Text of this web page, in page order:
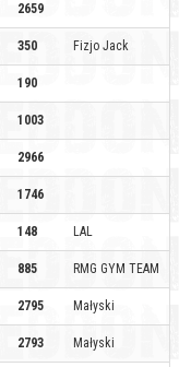
2659
350 Fizjo Jack
190
1003
2966
1746
148 LAL
885 RMG GYM TEAM
2795 Małyski
2793 Małyski